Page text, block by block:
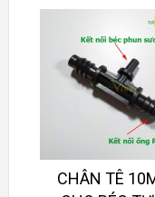
CHÂN TÊ